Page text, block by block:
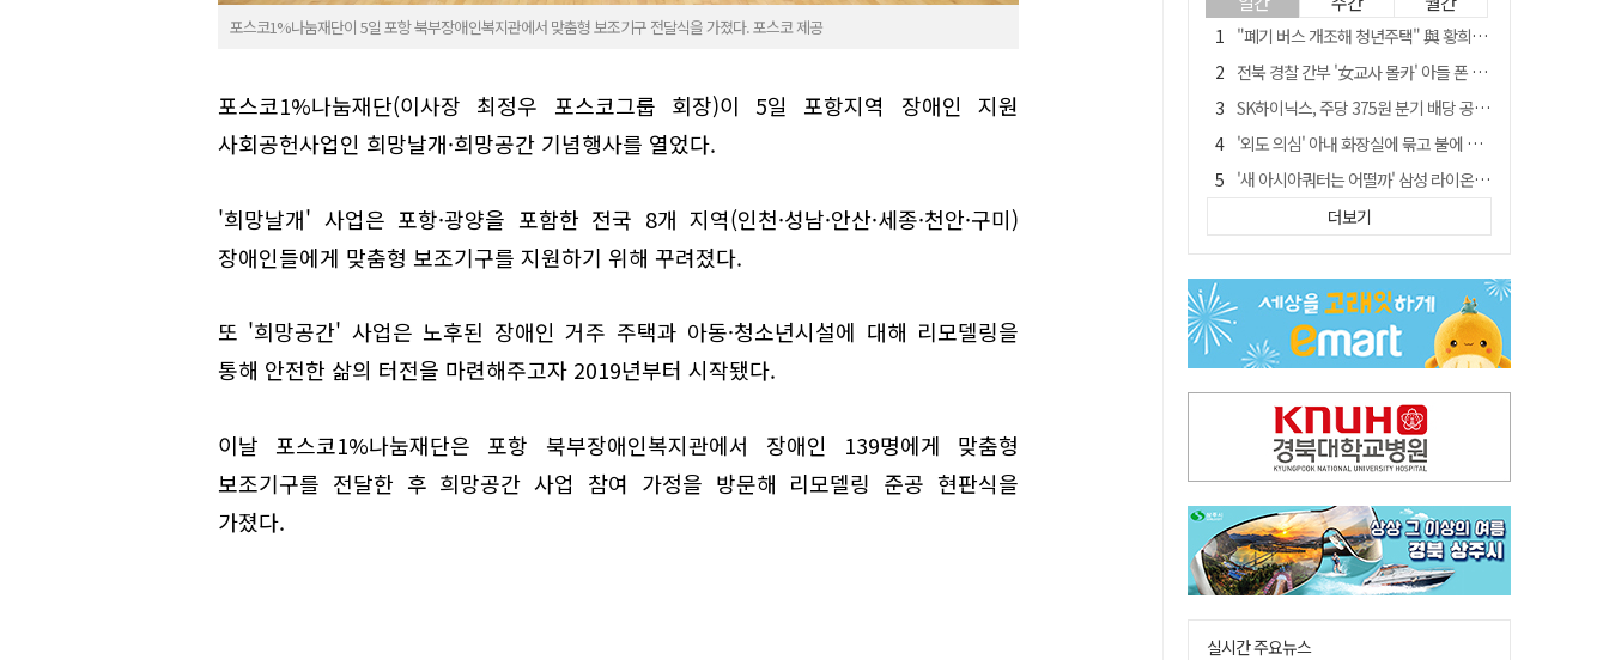
포스코1%나눔재단이 5일 포항 북부장애인복지관에서 맞춤형 보조기구 전달식을 가졌다. 포스코 제공
포스코1%나눔재단(이사장 최정우 포스코그룹 회장)이 5일 포항지역 장애인 지원
사회공헌사업인 희망날개·희망공간 기념행사를 열었다.
'희망날개' 사업은 포항·광양을 포함한 전국 8개 지역(인천·성남·안산·세종·천안·구미)
장애인들에게 맞춤형 보조기구를 지원하기 위해 꾸려졌다.
또 '희망공간' 사업은 노후된 장애인 거주 주택과 아동·청소년시설에 대해 리모델링을
통해 안전한 삶의 터전을 마련해주고자 2019년부터 시작됐다.
이날 포스코1%나눔재단은 포항 북부장애인복지관에서 장애인 139명에게 맞춤형
보조기구를 전달한 후 희망공간 사업 참여 가정을 방문해 리모델링 준공 현판식을
가졌다.
"폐기 버스 개조해 청년주택" 與 황희…'딸 학비는 年 4200만원'
전북 경찰 간부 '女교사 몰카' 아들 폰 부수고…"처벌 못하는 사안" 내부망에 글
SK하이닉스, 주당 375원 분기 배당 공시…"3분기 중 주주환원 방안 확정"
'외도 의심' 아내 화장실에 묶고 불에 달군 공구로 고문…남편 검거
'새 아시아쿼터는 어떨까' 삼성 라이온즈, 새 얼굴 투수 미야모리 영입
박권현 청도군수, '햇빛 연금 사업' 공약 시동걸어
봉화서 주택 에어컨 실외기에서 시작된 불… 주택 화재로 번져
[시사뒷담] MOU의 함정, 협약식이 투자 확정은 아니긴 해
경찰, 9월 초부터 상피제 전격 실시…가족 사건 수사 못해
더보기
실시간 주요뉴스